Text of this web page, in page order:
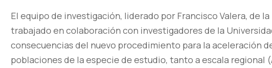
El equipo de investigación, liderado por Francisco Valera, de
trabajado en colaboración con investigadores de la
consecuencias del nuevo procedimiento para la aceleración
poblaciones de la especie de estudio, tanto a escala regional